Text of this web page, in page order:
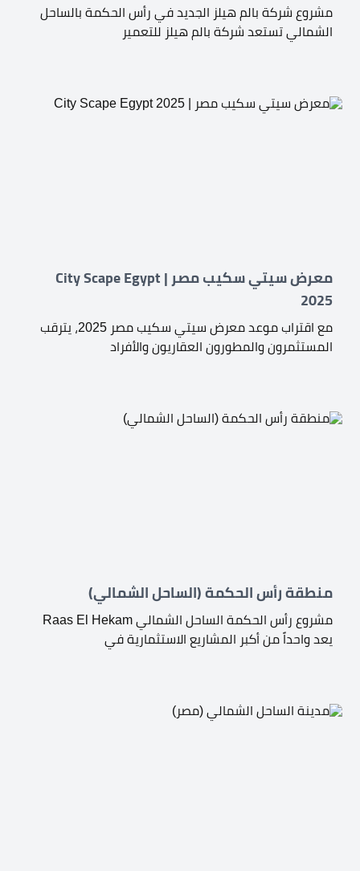
مشروع شركة بالم هيلز الجديد في رأس الحكمة بالساحل
الشمالي تستعد شركة بالم هيلز للتعمير
معرض سيتي سكيب مصر | City Scape Egypt
2025
مع اقتراب موعد معرض سيتي سكيب مصر 2025، يترقب
المستثمرون والمطورون العقاريون والأفراد
منطقة رأس الحكمة (الساحل الشمالي)
مشروع رأس الحكمة الساحل الشمالي Raas El Hekam
يعد واحداً من أكبر المشاريع الاستثمارية في